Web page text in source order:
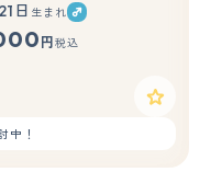
日 生まれ
円 税込
中！